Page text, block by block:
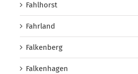
Fahlhorst
Fahrland
Falkenberg
Falkenhagen